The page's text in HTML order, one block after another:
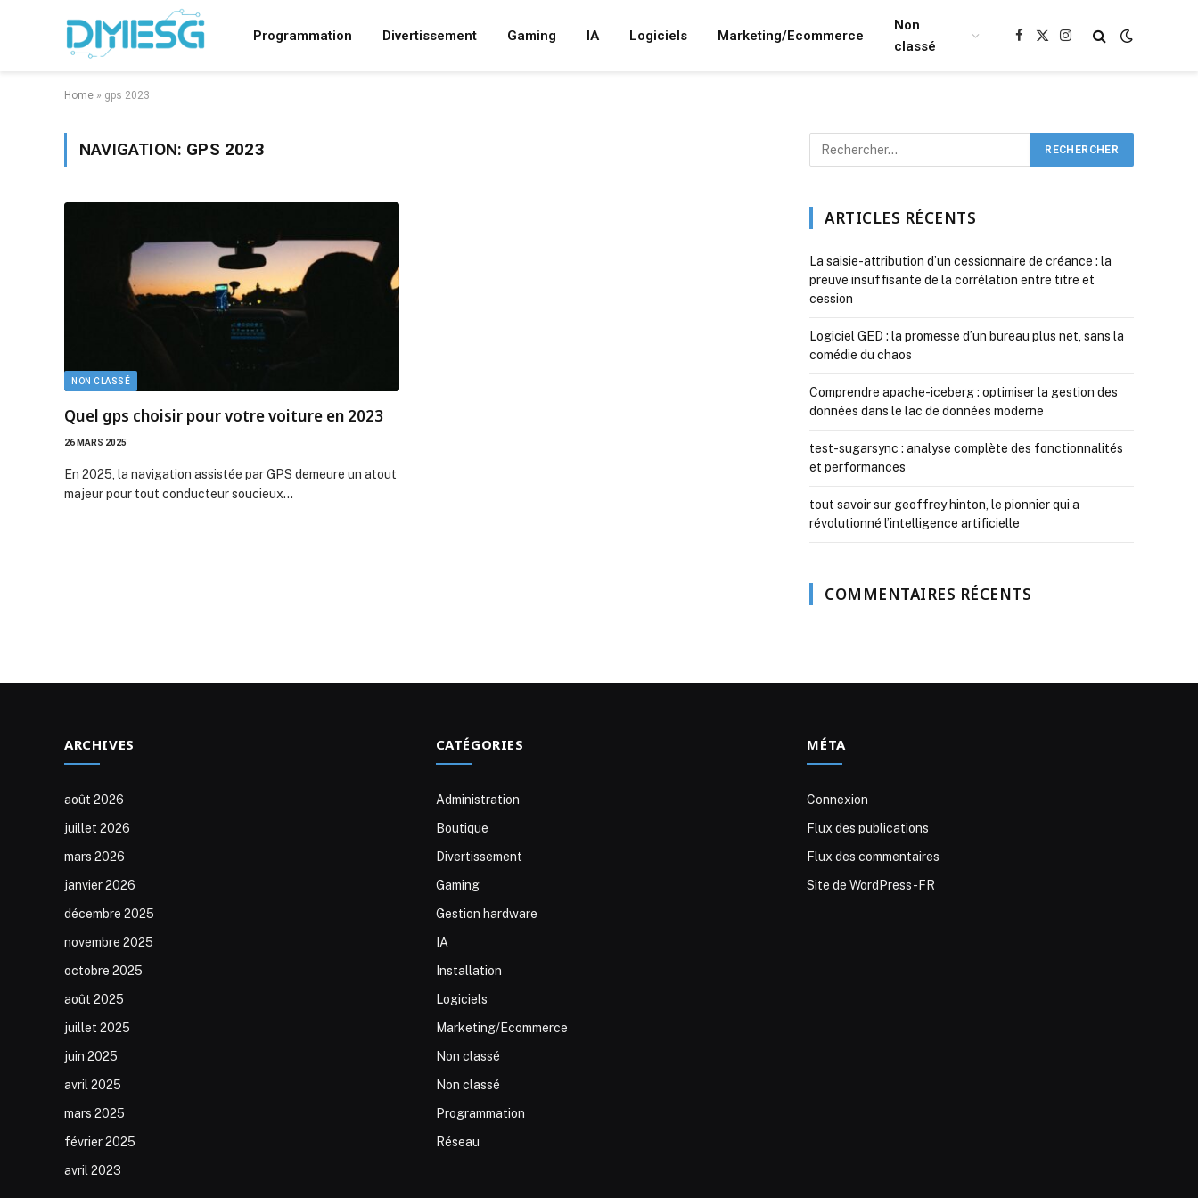
Programmation Divertissement Gaming IA Logiciels Marketing/Ecommerce
Non
classé
Facebook
X
Instagram
Home » gps 2023
NAVIGATION: GPS 2023
NON CLASSÉ
Quel gps choisir pour votre voiture en 2023
26 MARS 2025
En 2025, la navigation assistée par GPS demeure un atout
majeur pour tout conducteur soucieux…
ARTICLES RÉCENTS
La saisie-attribution d’un cessionnaire de créance : la
preuve insuffisante de la corrélation entre titre et
cession
Logiciel GED : la promesse d’un bureau plus net, sans la
comédie du chaos
Comprendre apache-iceberg : optimiser la gestion des
données dans le lac de données moderne
test-sugarsync : analyse complète des fonctionnalités
et performances
tout savoir sur geoffrey hinton, le pionnier qui a
révolutionné l’intelligence artificielle
COMMENTAIRES RÉCENTS
ARCHIVES
août 2026
juillet 2026
mars 2026
janvier 2026
décembre 2025
novembre 2025
octobre 2025
août 2025
juillet 2025
juin 2025
avril 2025
mars 2025
février 2025
avril 2023
CATÉGORIES
Administration
Boutique
Divertissement
Gaming
Gestion hardware
IA
Installation
Logiciels
Marketing/Ecommerce
Non classé
Non classé
Programmation
Réseau
MÉTA
Connexion
Flux des publications
Flux des commentaires
Site de WordPress-FR